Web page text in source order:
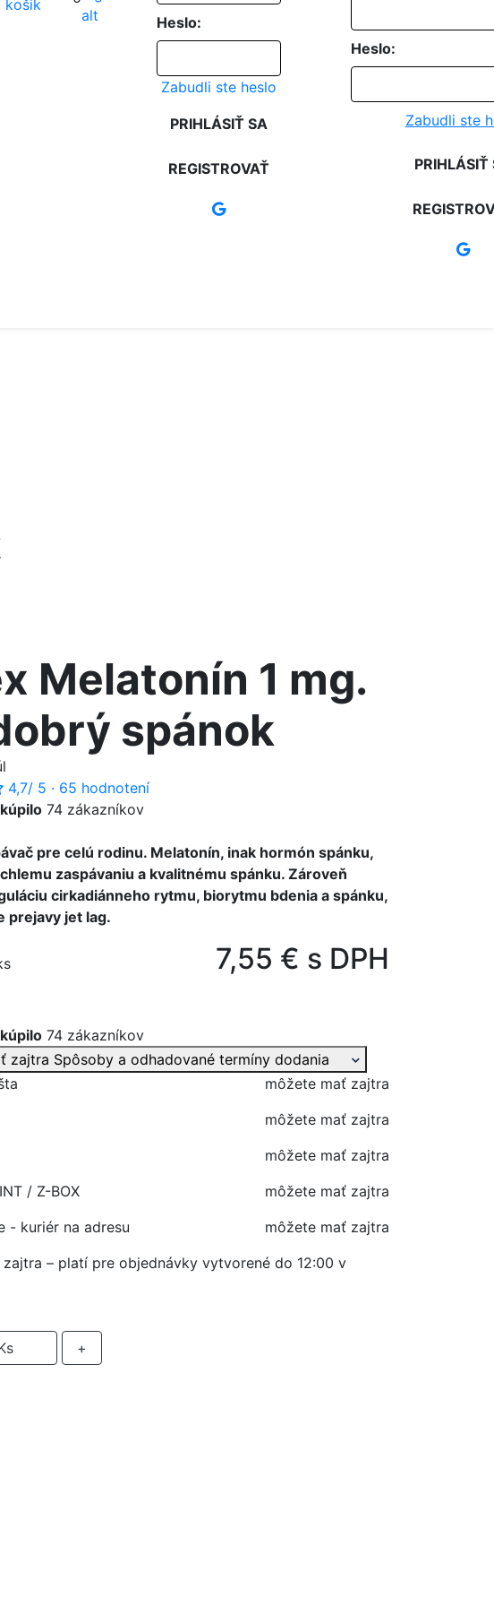
Heslo:
Zabudli ste heslo
PRIHLÁSIŤ SA
REGISTROVAŤ
Heslo:
Zabudli ste
PRIHLÁSIŤ
Melatonín 1 mg.
spánok
4,7/ 5 · 65 hodnotení
kúpilo 74 zákazníkov
pre celú rodinu. Melatonín, inak hormón spánku,
zaspávaniu a kvalitnému spánku. Zároveň
cirkadiánneho rytmu, biorytmu bdenia a spánku,
prejavy jet lag.
7,55 € s DPH
kúpilo 74 zákazníkov
zajtra Spôsoby a odhadované termíny dodania
môžete mať zajtra
môžete mať zajtra
môžete mať zajtra
/ Z-BOX
môžete mať zajtra
- kuriér na adresu
môžete mať zajtra
– platí pre objednávky vytvorené do 12:00 v
+